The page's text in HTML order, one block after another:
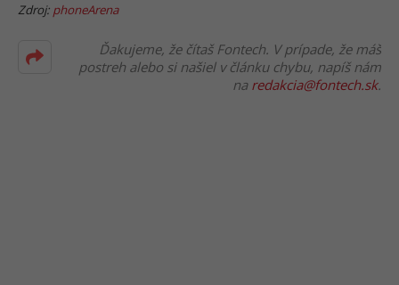
Zdroj: phoneArena
Ďakujeme, že čítaš Fontech. V prípade, že máš
postreh alebo si našiel v článku chybu, napíš nám
na redakcia@fontech.sk.